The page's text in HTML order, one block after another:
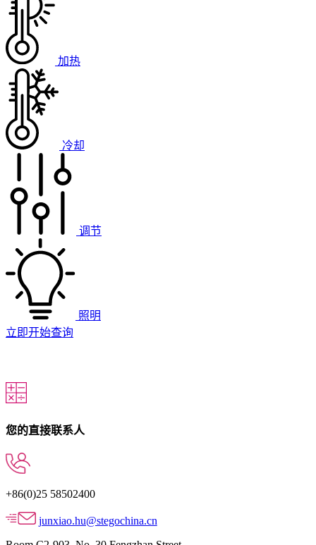
加热
冷却
调节
照明
立即开始查询
您的直接联系人
+86(0)25 58502400
junxiao.hu@stegochina.cn